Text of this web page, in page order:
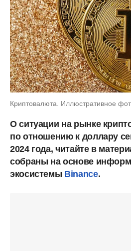
Криптовалюта. Иллюстративное
О ситуации на рынке
по отношению к доллару
2024 года, читайте в
собраны на основе
экосистемы Binance.